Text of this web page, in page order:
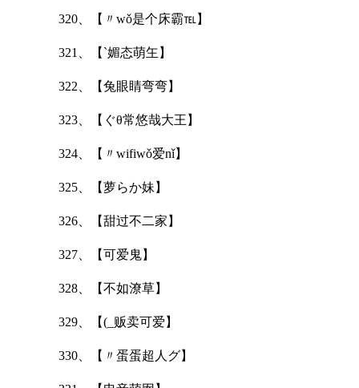
320、【〃wǒ是个床霸℡】
321、【`媚态萌玍】
322、【兔眼睛弯弯】
323、【ぐθ常悠哉大王】
324、【〃wifiwǒ爱nǐ】
325、【萝らか妹】
326、【甜过不二家】
327、【可爱鬼】
328、【不如潦草】
329、【(_贩卖可爱】
330、【〃蛋蛋超人グ】